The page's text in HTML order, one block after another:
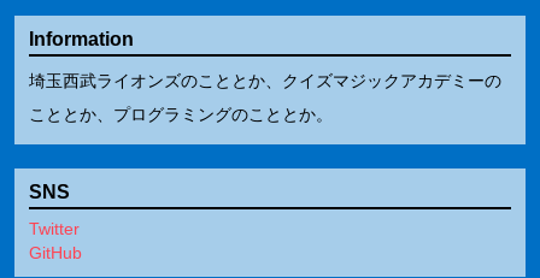
Information
埼玉西武ライオンズのこととか、クイズマジックアカデミーの
こととか、プログラミングのこととか。
SNS
Twitter
GitHub